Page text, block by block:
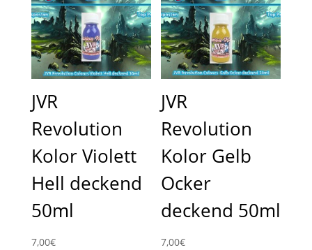
JVR
Revolution
Kolor Violett
Hell deckend
50ml
7,00€
JVR
Revolution
Kolor Gelb
Ocker
deckend 50ml
7,00€